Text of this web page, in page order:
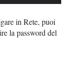
in Rete, puoi
la password del